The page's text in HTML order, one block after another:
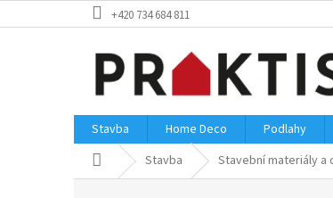
na
+420 734 684 811
Stavba Home Deco Podlahy
Domů Stavba Stavební materiály a